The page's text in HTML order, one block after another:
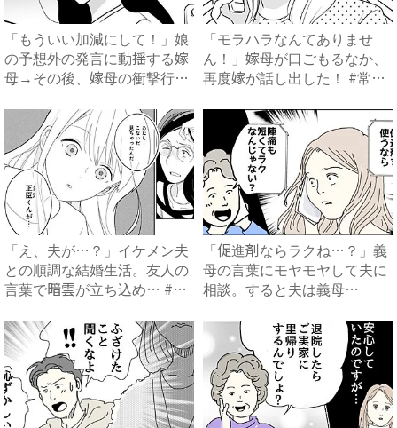
「もういい加減にして！」娘
の予想外の発言に動揺する嫁
母→その後、嫁母の衝撃行動
「モラハラなんてありませ
ん！」嫁母が口ごもるなか、
再度嫁が話し出した！ #常識
「え、夫が…？」イケメン夫
との順調な結婚生活。友人の
言葉で暗雲が立ち込め… #
「促進剤ならラクね…？」義
母の言葉にモヤモヤして夫に
相談。すると夫は義母